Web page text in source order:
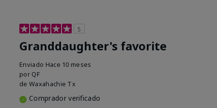
5
Granddaughter's favorite
Enviado Hace 10 meses
por QF
de Waxahachie Tx
Comprador verificado